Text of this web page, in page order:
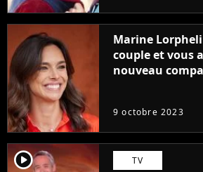
Marine
couple et vous
nouveau
9 octobre 2023
player2 TV